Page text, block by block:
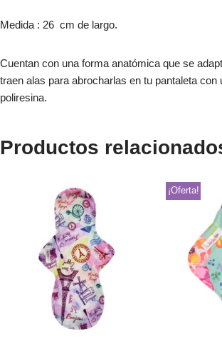
Medida : 26 cm de largo.
Cuentan con una forma anatómica que se
traen alas para abrocharlas en tu pantaleta con
poliresina.
Productos
¡Oferta!